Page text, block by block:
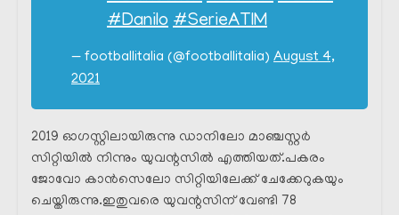
#Danilo #SerieATIM
— footballitalia (@footballitalia) August 4,
2021
2019 ഓഗസ്റ്റിലായിരുന്നു ഡാനിലോ മാഞ്ചസ്റ്റർ
സിറ്റിയിൽ നിന്നും യുവന്റസിൽ എത്തിയത്.പകരം
ജോവോ കാൻസെലോ സിറ്റിയിലേക്ക് ചേക്കേറുകയും
ചെയ്തിരുന്നു.ഇതുവരെ യുവന്റസിന് വേണ്ടി 78